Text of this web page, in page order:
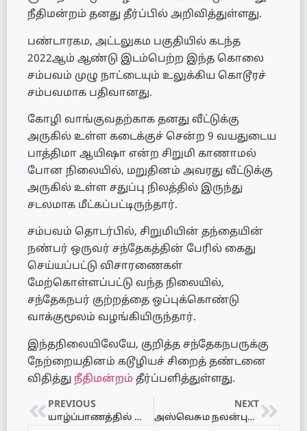
நீதிமன்றம் தனது தீர்ப்பில் அறிவித்துள்ளது.
பண்டாரகம, அட்டலுகம பகுதியில் கடந்த
2022ஆம் ஆண்டு இடம்பெற்ற இந்த கொலை
சம்பவம் முழு நாட்டையும் உலுக்கிய கொடூரச்
சம்பவமாக பதிவானது.
கோழி வாங்குவதற்காக தனது வீட்டுக்கு
அருகில் உள்ள கடைக்குச் சென்ற 9 வயதுடைய
பாத்திமா ஆயிஷா என்ற சிறுமி காணாமல்
போன நிலையில், மறுதினம் அவரது வீட்டுக்கு
அருகில் உள்ள சதுப்பு நிலத்தில் இருந்து
சடலமாக மீட்கப்பட்டிருந்தார்.
சம்பவம் தொடர்பில், சிறுமியின் தந்தையின்
நண்பர் ஒருவர் சந்தேகத்தின் பேரில் கைது
செய்யப்பட்டு விசாரணைகள்
மேற்கொள்ளப்பட்டு வந்த நிலையில்,
சந்தேகநபர் குற்றத்தை ஒப்புக்கொண்டு
வாக்குமூலம் வழங்கியிருந்தார்.
இந்தநிலையிலேயே, குறித்த சந்தேகநபருக்கு
நேற்றையதினம் கடூழியச் சிறைத் தண்டனை
விதித்து நீதிமன்றம் தீர்ப்பளித்துள்ளது.
PREVIOUS
யாழ்ப்பாணத்தில் போதைப் பொருளுக்கு எதிராக இடம்பெற்ற போராட்டம்
NEXT
அஸ்வெசும நலன்புரி திட்ட இரண்டாம் கட்ட செயற்பாடு தொடர்பில் கலந்துரையாடல்